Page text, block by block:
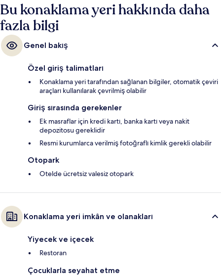
Bu konaklama yeri hakkında daha
fazla bilgi
Genel bakış
Özel giriş talimatları
Konaklama yeri tarafından sağlanan bilgiler, otomatik çeviri
araçları kullanılarak çevrilmiş olabilir
Giriş sırasında gerekenler
Ek masraflar için kredi kartı, banka kartı veya nakit
depozitosu gereklidir
Resmi kurumlarca verilmiş fotoğraflı kimlik gerekli olabilir
Otopark
Otelde ücretsiz valesiz otopark
Konaklama yeri imkân ve olanakları
Yiyecek ve içecek
Restoran
Çocuklarla seyahat etme